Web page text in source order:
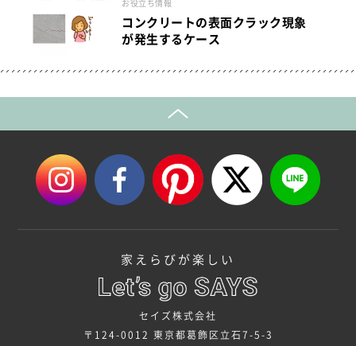
お役立ち情報
コンクリートの表面クラック現象
が発生するケース
家えらびが楽しい
セイズ株式会社
〒124-0012 東京都葛飾区立石7-5-3